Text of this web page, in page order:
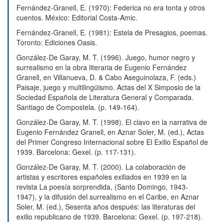
Fernández-Granell, E. (1970): Federica no era tonta y otros
cuentos. México: Editorial Costa-Amic.
Fernández-Granell, E. (1981): Estela de Presagios, poemas.
Toronto: Ediciones Oasis.
González-De Garay, M. T. (1996). Juego, humor negro y
surrealismo en la obra literaria de Eugenio Fernández
Granell, en Villanueva, D. & Cabo Aseguinolaza, F. (eds.)
Paisaje, juego y multilingüismo. Actas del X Simposio de la
Sociedad Española de Literatura General y Comparada.
Santiago de Compostela. (p. 149-164).
González-De Garay, M. T. (1998). El clavo en la narrativa de
Eugenio Fernández Granell, en Aznar Soler, M. (ed.), Actas
del Primer Congreso Internacional sobre El Exilio Español de
1939. Barcelona: Gexel. (p. 117-131).
González-De Garay, M. T. (2000). La colaboración de
artistas y escritores españoles exiliados en 1939 en la
revista La poesía sorprendida, (Santo Domingo, 1943-
1947), y la difusión del surrealismo en el Caribe, en Aznar
Soler, M. (ed.), Sesenta años después: las literaturas del
exilio republicano de 1939. Barcelona: Gexel. (p. 197-218).